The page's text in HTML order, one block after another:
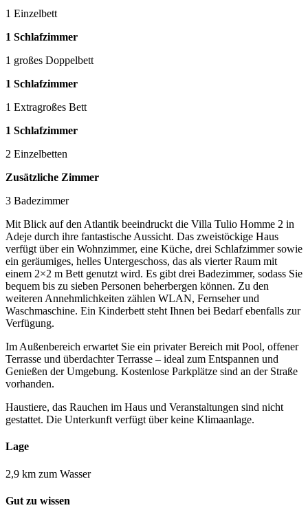
1 Einzelbett
1 Schlafzimmer
1 großes Doppelbett
1 Schlafzimmer
1 Extragroßes Bett
1 Schlafzimmer
2 Einzelbetten
Zusätzliche Zimmer
3 Badezimmer
Mit Blick auf den Atlantik beeindruckt die Villa Tulio Homme 2 in
Adeje durch ihre fantastische Aussicht. Das zweistöckige Haus
verfügt über ein Wohnzimmer, eine Küche, drei Schlafzimmer sowie
ein geräumiges, helles Untergeschoss, das als vierter Raum mit
einem 2×2 m Bett genutzt wird. Es gibt drei Badezimmer, sodass Sie
bequem bis zu sieben Personen beherbergen können. Zu den
weiteren Annehmlichkeiten zählen WLAN, Fernseher und
Waschmaschine. Ein Kinderbett steht Ihnen bei Bedarf ebenfalls zur
Verfügung.
Im Außenbereich erwartet Sie ein privater Bereich mit Pool, offener
Terrasse und überdachter Terrasse – ideal zum Entspannen und
Genießen der Umgebung. Kostenlose Parkplätze sind an der Straße
vorhanden.
Haustiere, das Rauchen im Haus und Veranstaltungen sind nicht
gestattet. Die Unterkunft verfügt über keine Klimaanlage.
Lage
2,9 km zum Wasser
Gut zu wissen